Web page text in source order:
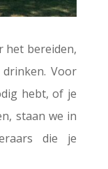
het bereiden,
Voor
hebt, of je
staan we in
die je